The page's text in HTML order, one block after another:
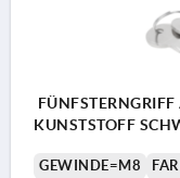
KUNSTSTOFF
GEWINDE=M8